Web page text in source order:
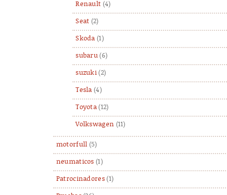
Renault (4)
Seat (2)
Skoda (1)
subaru (6)
suzuki (2)
Tesla (4)
Toyota (12)
Volkswagen (11)
motorfull (5)
neumaticos (1)
Patrocinadores(1)